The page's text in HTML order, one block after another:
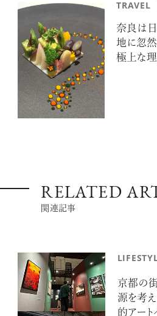
注目の記事
TRAVEL
奈良は
地に忽然
極上な
RELATED
関連記事
京都の
源を考
的アート